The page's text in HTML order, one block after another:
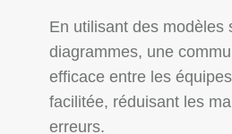
En utilisant des modèles
diagrammes, une
efficace entre les
facilitée, réduisant les
erreurs.